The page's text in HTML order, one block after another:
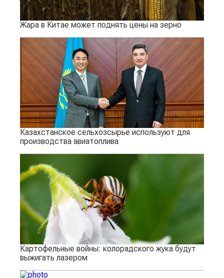
Жара в Китае может поднять цены на зерно
Казахстанское сельхозсырье используют для
производства авиатоплива
Картофельные войны: колорадского жука будут
выжигать лазером